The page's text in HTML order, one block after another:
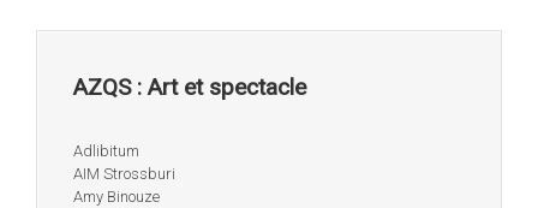
AZQS : Art et spectacle
Adlibitum
AIM Strossburi
Amy Binouze